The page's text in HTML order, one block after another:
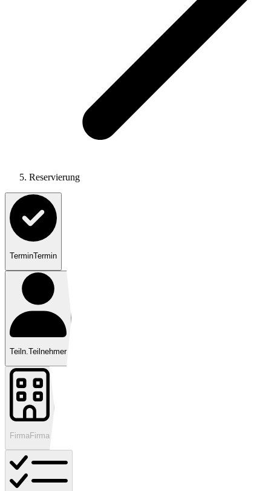
Reservierung
TerminTermin
Teiln.Teilnehmer
Firma Firma